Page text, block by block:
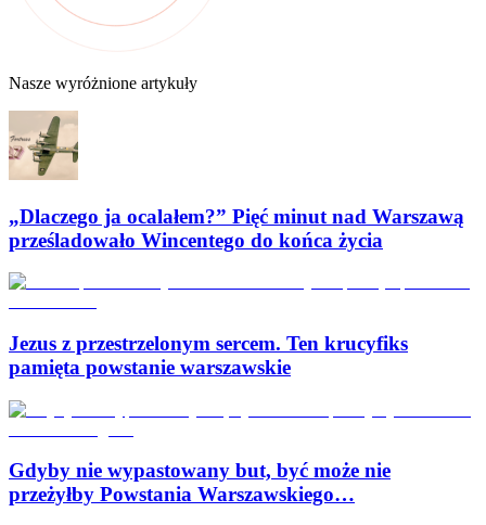
Nasze wyróżnione artykuły
„Dlaczego ja ocalałem?” Pięć minut nad Warszawą
prześladowało Wincentego do końca życia
Jezus z przestrzelonym sercem. Ten krucyfiks
pamięta powstanie warszawskie
Gdyby nie wypastowany but, być może nie
przeżyłby Powstania Warszawskiego…